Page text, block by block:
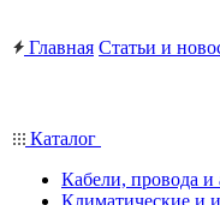
Главная Статьи и
Каталог
Кабели, провода и
Климатические и